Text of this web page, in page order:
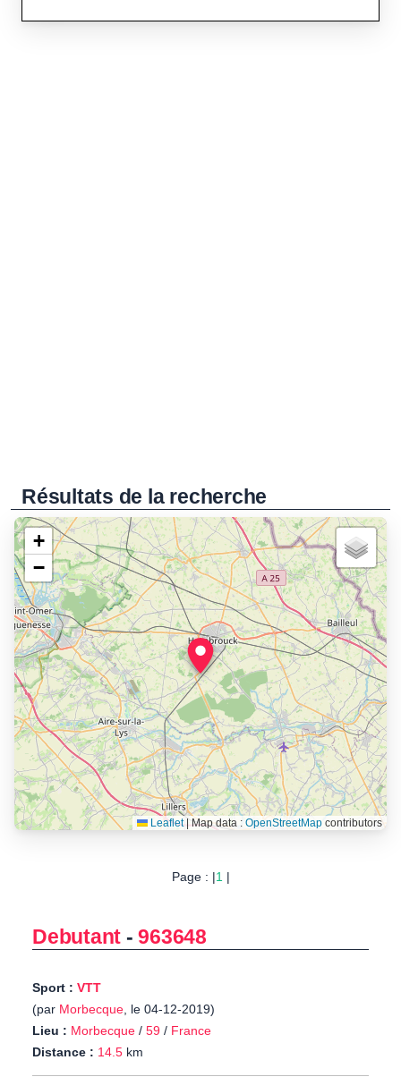
Résultats de la recherche
+
−
Leaflet |Map data : OpenStreetMapcontributors
Page : |1|
Debutant -963648
Sport : VTT
(par Morbecque, le 04-12-2019)
Lieu : Morbecque / 59 / France
Distance : 14.5 km